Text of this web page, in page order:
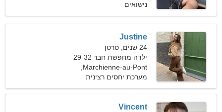
נישואים
Justine
24 שנים, סרטן
ילדה מחפשת חבר 29-32
בלגיה
מערכת יחסים רצינית
Vincent